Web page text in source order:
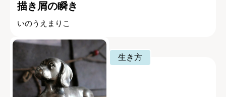
描き屑の瞬き
いのうえまりこ
生き方